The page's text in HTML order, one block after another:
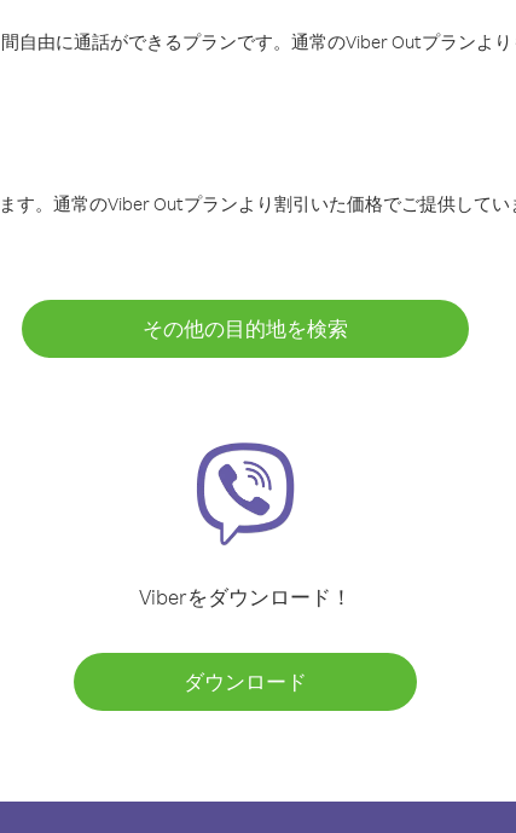
自由に通話ができるプランです。通常のViber Outプランよ
。通常のViber Outプランより割引いた価格でご提供してい
その他の目的地を検索
Viberをダウンロード！
ダウンロード